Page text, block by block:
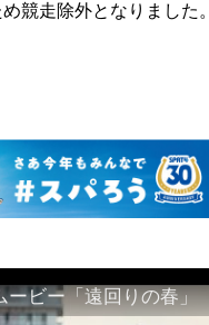
競走除外となりました。
ービー「遠回りの春」